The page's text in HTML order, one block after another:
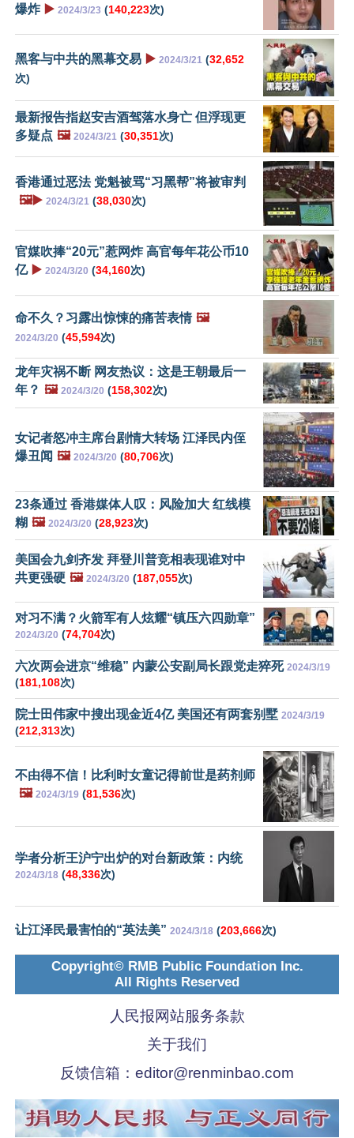
爆炸 ▶️ 2024/3/23 (140,223次)
黑客与中共的黑幕交易 ▶️ 2024/3/21 (32,652
次)
最新报告指赵安吉酒驾落水身亡 但浮现更
多疑点 🖼️ 2024/3/21 (30,351次)
香港通过恶法 党魁被骂“习黑帮”将被审判
🖼️▶️ 2024/3/21 (38,030次)
官媒吹捧“20元”惹网炸 高官每年花公币10
亿 ▶️ 2024/3/20 (34,160次)
命不久？习露出惊悚的痛苦表情 🖼️
2024/3/20 (45,594次)
龙年灾祸不断 网友热议：这是王朝最后一
年？ 🖼️ 2024/3/20 (158,302次)
女记者怒冲主席台剧情大转场 江泽民内侄
爆丑闻 🖼️ 2024/3/20 (80,706次)
23条通过 香港媒体人叹：风险加大 红线模
糊 🖼️ 2024/3/20 (28,923次)
美国会九剑齐发 拜登川普竞相表现谁对中
共更强硬 🖼️ 2024/3/20 (187,055次)
对习不满？火箭军有人炫耀“镇压六四勋章”
2024/3/20 (74,704次)
六次两会进京“维稳” 内蒙公安副局长跟党走猝死 2024/3/19
(181,108次)
院士田伟家中搜出现金近4亿 美国还有两套别墅 2024/3/19
(212,313次)
不由得不信！比利时女童记得前世是药剂师
🖼️ 2024/3/19 (81,536次)
学者分析王沪宁出炉的对台新政策：内统
2024/3/18 (48,336次)
让江泽民最害怕的“英法美” 2024/3/18 (203,666次)
Copyright© RMB Public Foundation Inc.
All Rights Reserved
人民报网站服务条款
关于我们
反馈信箱： editor@renminbao.com